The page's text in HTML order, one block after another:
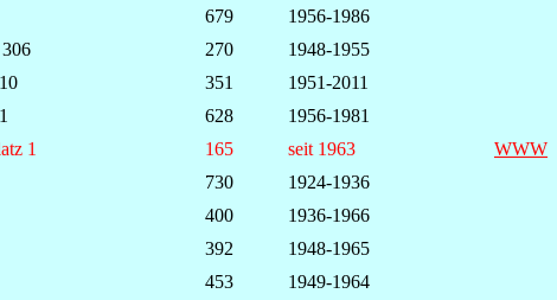
679 1956-1986
270
1948-1955
351 1951-2011
628 1956-1981
1 165 seit 1963 WWW
730 1924-1936
400 1936-1966
392 1948-1965
453 1949-1964